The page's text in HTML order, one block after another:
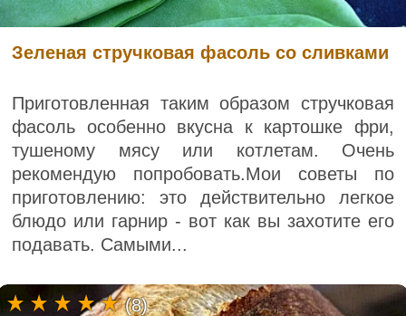
Зеленая стручковая фасоль со сливками
Приготовленная таким образом стручковая
фасоль особенно вкусна к картошке фри,
тушеному мясу или котлетам. Очень
рекомендую попробовать.Мои советы по
приготовлению: это действительно легкое
блюдо или гарнир - вот как вы захотите его
подавать. Самыми...
(8)